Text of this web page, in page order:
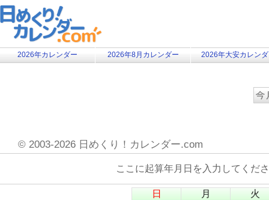
2026年カレンダー 2026年8月カレンダー 2026年大安カレン
© 2003-2026 日めくり！カレンダー.com
ここに起算年月日を入力してく
日 月 火